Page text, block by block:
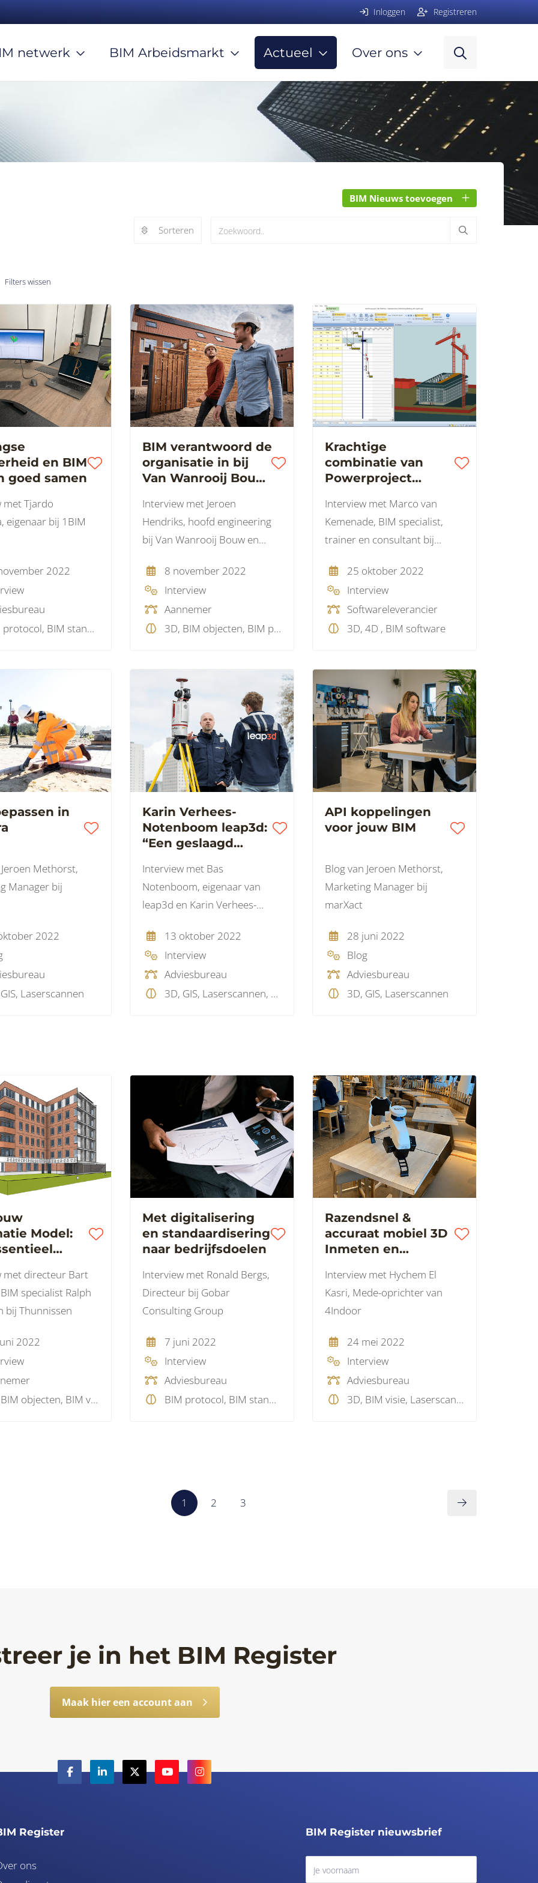
Sorteren
BIM Nieuws toevoegen
Filters wissen
en BIM
goed samen
met Tjardo
eigenaar bij 1BIM
2022
BIM protocol, BIM standaard, BIM visie, Projectmanagement
BIM verantwoord de
organisatie in bij
Van Wanrooij Bouw
Interview met Jeroen
Hendriks, hoofd engineering
bij Van Wanrooij Bouw en
8 november 2022
Interview
Aannemer
3D, BIM objecten, BIM protocol, BIM software, BIM standaard, BIM visie, Model checking, Netwerken, Projectmanagement
Krachtige
combinatie van
Powerproject
en het Bouw
Informatie Model
Interview met Marco van
Kemenade, BIM specialist,
trainer en consultant bij
25 oktober 2022
Interview
Softwareleverancier
3D, 4D , BIM software
in
Methorst,
Manager bij
2022
Laserscannen
Karin Verhees-
Notenboom leap3d:
“Een geslaagd
een betrouwbaar
beeld van de
werkelijkheid”
Interview met Bas
Notenboom, eigenaar van
leap3d en Karin Verhees-
13 oktober 2022
Interview
Adviesbureau
3D, GIS, Laserscannen, Visualisatie
API koppelingen
voor jouw BIM
Blog van Jeroen Methorst,
Marketing Manager bij
marXact
28 juni 2022
Blog
Adviesbureau
3D, GIS, Laserscannen
Model:
met directeur Bart
specialist Ralph
bij Thunnissen
2022
3D, BIM objecten, BIM visie
Met digitalisering
en standaardisering
naar bedrijfsdoelen
Interview met Ronald Bergs,
Directeur bij Gobar
Consulting Group
7 juni 2022
Interview
Adviesbureau
BIM protocol, BIM standaard, BIM visie, Systems Engineering
Razendsnel &
accuraat mobiel 3D
Inmeten en
vastgoed met
4Indoor
Interview met Hychem El
Kasri, Mede-oprichter van
4Indoor
24 mei 2022
Interview
Adviesbureau
3D, BIM visie, Laserscannen, Pointcloud, Visualisatie
1 2 3
Inloggen Registreren
netwerk BIM Arbeidsmarkt Actueel Over ons
je in het BIM Register
Maak hier een account aan
Register
ons
BIM Register nieuwsbrief